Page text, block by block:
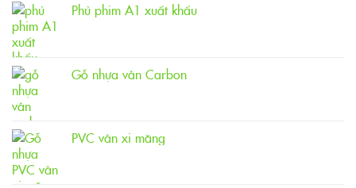
Phủ phim A1 xuất khẩu
Gỗ nhựa vân Carbon
PVC vân xi măng